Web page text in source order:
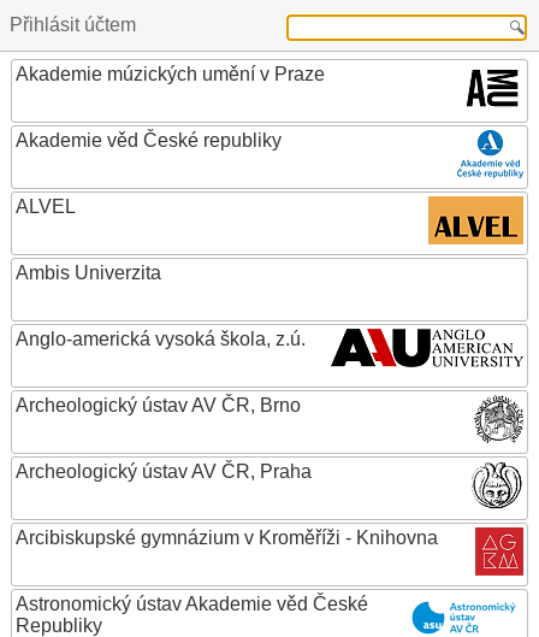
Přihlásit účtem
Akademie múzických umění v Praze
Akademie věd České republiky
ALVEL
Ambis Univerzita
Anglo-americká vysoká škola, z.ú.
Archeologický ústav AV ČR, Brno
Archeologický ústav AV ČR, Praha
Arcibiskupské gymnázium v Kroměříži - Knihovna
Astronomický ústav Akademie věd České
Republiky